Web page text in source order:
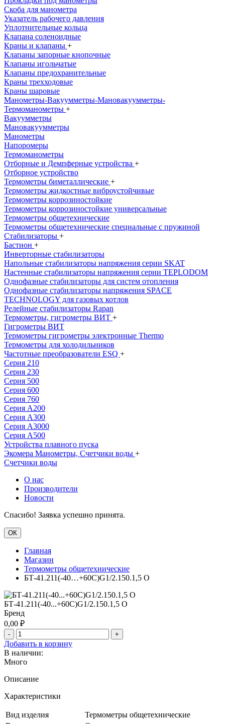
Скоба для манометра
Указатель рабочего давления
Уплотнительные кольца
Клапана соленоидные
Краны и клапаны +
Клапаны запорные кнопочные
Клапаны игольчатые
Клапаны предохранительные
Краны трехходовые
Краны шаровые
Манометры-Вакуумметры-Мановакуумметры-
Термоманометры +
Вакуумметры
Мановакуумметры
Манометры
Напоромеры
Термоманометры
Отборные и Демпферные устройства +
Отборное устройство
Термометры биметаллические +
Термометры жидкостные виброустойчивые
Термометры коррозиностойкие
Термометры коррозиностойкие универсальные
Термометры общетехнические
Термометры общетехнические специальные с пружиной
Стабилизаторы +
Бастион +
Инверторные стабилизаторы
Напольные стабилизаторы напряжения серии SKAT
Настенные стабилизаторы напряжения серии TEPLODOM
Однофазные стабилизаторы для систем отопления
Однофазные стабилизаторы напряжения SPACE
TECHNOLOGY для газовых котлов
Релейные стабилизаторы Rapan
Термометры, гигрометры ВИТ +
Гигрометры ВИТ
Термометры гигрометры электронные Thermo
Термометры для холодильников
Частотные преобразователи ESQ +
Серия 210
Серия 230
Серия 500
Серия 600
Серия 760
Серия А200
Серия А300
Серия А3000
Серия А500
Устройства плавного пуска
Экомера Манометры, Счетчики воды +
Счетчики воды
О нас
Производители
Новости
Спасибо! Заявка успешно принята.
ОК
Главная
Магазин
Термометры общетехнические
БТ-41.211(-40…+60C)G1/2.150.1,5 О
БТ-41.211(-40...+60C)G1/2.150.1,5 О
Бренд
0,00 ₽
- +
Добавить в корзину
В наличии:
Много
Описание
Характеристики
Вид изделия
Термометры общетехнические